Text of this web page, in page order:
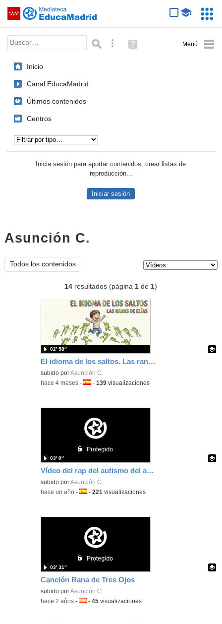
Saltar navegación
Palabra o frase: Búsqueda avanzada
Ayuda
(en
Inicio
Canal EducaMadrid
Últimos contenidos
Centros
Inicia sesión para aportar contenidos, crear listas de
reproducción...
Iniciar sesión
Asunción C.
Todos los contenidos
14 resultados (página1 de1)
El idioma de los saltos. Las ranas de Elías.
Contenido educativo.
subido porAsunción C.
02′ 58″
-hace 4 meses -Idioma:
-139 visualizaciones
Vídeo del rap del autismo del año 2025
Contenido educativo.
subido porAsunción C.
03′ 0″
-hace un año -Idioma:
-221 visualizaciones
Canción Rana de Tres Ojos
Contenido educativo.
subido porAsunción C.
03′ 31″
-hace 2 años -Idioma:
-45 visualizaciones